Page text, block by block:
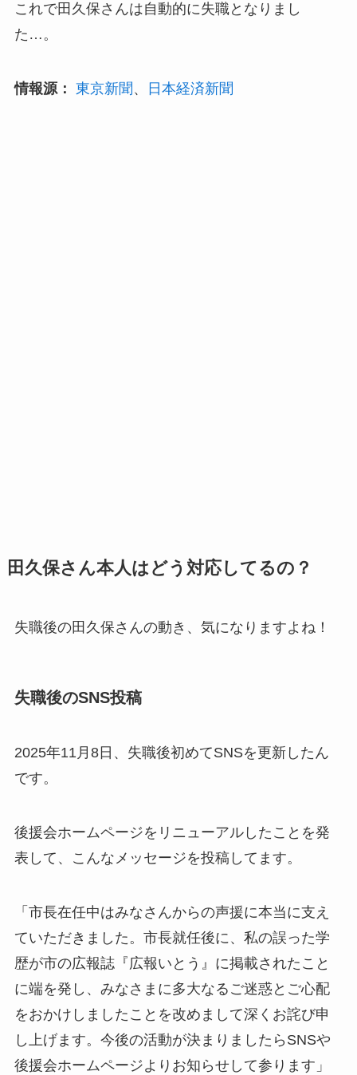
これで田久保さんは自動的に失職となりまし
た…。
情報源： 東京新聞 、 日本経済新聞
田久保さん本人はどう対応してるの？
失職後の田久保さんの動き、気になりますよね！
失職後のSNS投稿
2025年11月8日、失職後初めてSNSを更新したん
です。
後援会ホームページをリニューアルしたことを発
表して、こんなメッセージを投稿してます。
「市長在任中はみなさんからの声援に本当に支え
ていただきました。市長就任後に、私の誤った学
歴が市の広報誌『広報いとう』に掲載されたこと
に端を発し、みなさまに多大なるご迷惑とご心配
をおかけしましたことを改めまして深くお詫び申
し上げます。今後の活動が決まりましたらSNSや
後援会ホームページよりお知らせして参ります」